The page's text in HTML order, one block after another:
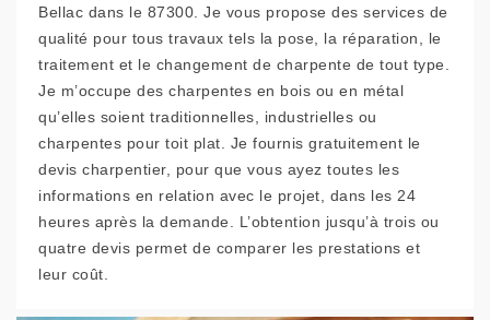
Bellac dans le 87300. Je vous propose des services de
qualité pour tous travaux tels la pose, la réparation, le
traitement et le changement de charpente de tout type.
Je m’occupe des charpentes en bois ou en métal
qu’elles soient traditionnelles, industrielles ou
charpentes pour toit plat. Je fournis gratuitement le
devis charpentier, pour que vous ayez toutes les
informations en relation avec le projet, dans les 24
heures après la demande. L’obtention jusqu’à trois ou
quatre devis permet de comparer les prestations et
leur coût.